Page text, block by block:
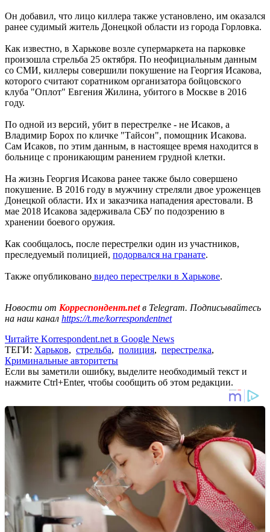
Он добавил, что лицо киллера также установлено, им оказался
ранее судимый житель Донецкой области из города Горловка.
Как известно, в Харькове возле супермаркета на парковке
произошла стрельба 25 октября. По неофициальным данным
со СМИ, киллеры совершили покушение на Георгия Исакова,
которого считают соратником организатора бойцовского
клуба "Оплот" Евгения Жилина, убитого в Москве в 2016
году.
По одной из версий, убит в перестрелке - не Исаков, а
Владимир Борох по кличке "Тайсон", помощник Исакова.
Сам Исаков, по этим данным, в настоящее время находится в
больнице с проникающим ранением грудной клетки.
На жизнь Георгия Исакова ранее также было совершено
покушение. В 2016 году в мужчину стреляли двое уроженцев
Донецкой области. Их и заказчика нападения арестовали. В
мае 2018 Исакова задерживала СБУ по подозрению в
хранении боевого оружия.
Как сообщалось, после перестрелки один из участников,
преследуемый полицией, подорвался на гранате.
Также опубликовано видео перестрелки в Харькове.
Новости от Корреспондент.netв Telegram. Подписывайтесь
на наш канал https://t.me/korrespondentnet
Читайте Korrespondent.net в Google News
ТЕГИ: Харьков, стрельба, полиция, перестрелка,
Криминальные авторитеты
Если вы заметили ошибку, выделите необходимый текст и
нажмите Ctrl+Enter, чтобы сообщить об этом редакции.